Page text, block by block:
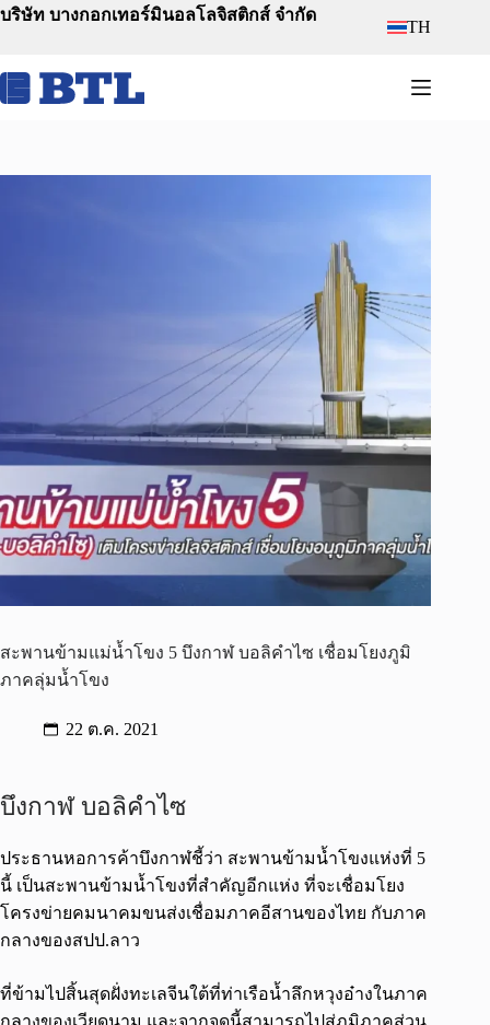
Skip
บริษัท บางกอกเทอร์มินอลโลจิสติกส์ จำกัด
TH
สะพานข้ามแม่นํ้าโขง 5 บึงกาฬ บอลิคำไซ เชื่อมโยงภูมิ
ภาคลุ่มนํ้าโขง
22 ต.ค. 2021
บึงกาฬ บอลิคำไซ
ประธานหอการค้าบึงกาฬชี้ว่า สะพานข้ามนํ้าโขงแห่งที่ 5
นี้ เป็นสะพานข้ามนํ้าโขงที่สำคัญอีกแห่ง ที่จะเชื่อมโยง
โครงข่ายคมนาคมขนส่งเชื่อมภาคอีสานของไทย กับภาค
กลางของสปป.ลาว
ที่ข้ามไปสิ้นสุดฝั่งทะเลจีนใต้ที่ท่าเรือนํ้าลึกหวุงอ๋างในภาค
กลางของเวียดนาม และจากจุดนี้สามารถไปสู่ภูมิภาคส่วน